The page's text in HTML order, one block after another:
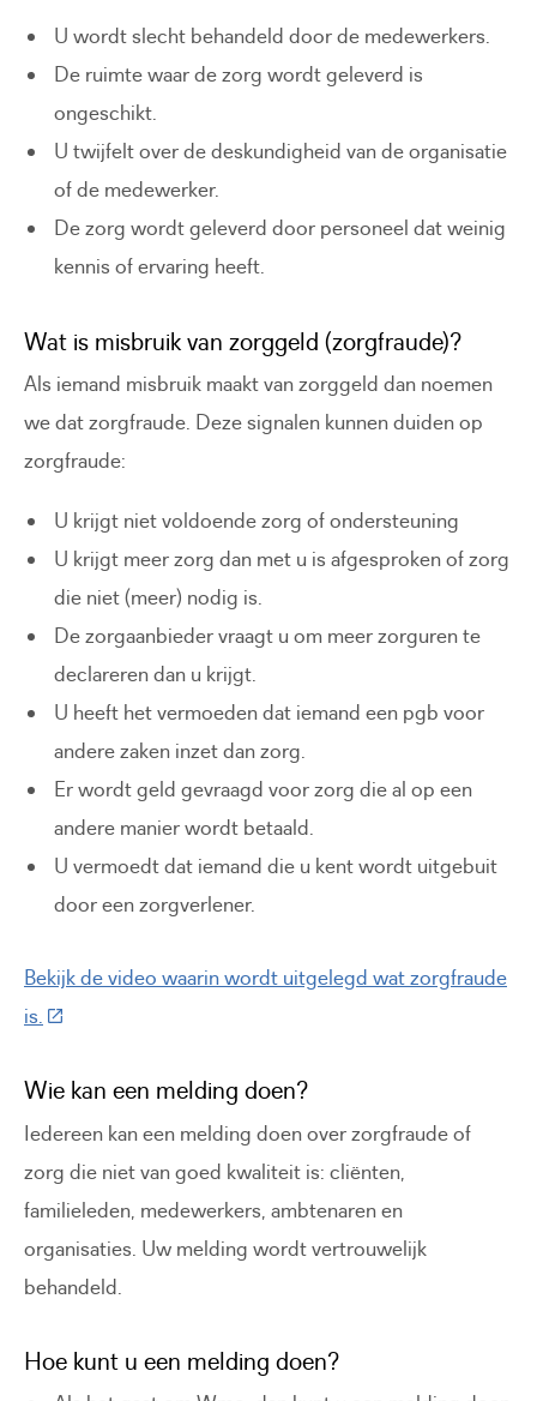
U wordt slecht behandeld door de medewerkers.
De ruimte waar de zorg wordt geleverd is
ongeschikt.
U twijfelt over de deskundigheid van de organisatie
of de medewerker.
De zorg wordt geleverd door personeel dat weinig
kennis of ervaring heeft.
Wat is misbruik van zorggeld (zorgfraude)?
Als iemand misbruik maakt van zorggeld dan noemen
we dat zorgfraude. Deze signalen kunnen duiden op
zorgfraude:
U krijgt niet voldoende zorg of ondersteuning
U krijgt meer zorg dan met u is afgesproken of zorg
die niet (meer) nodig is.
De zorgaanbieder vraagt u om meer zorguren te
declareren dan u krijgt.
U heeft het vermoeden dat iemand een pgb voor
andere zaken inzet dan zorg.
Er wordt geld gevraagd voor zorg die al op een
andere manier wordt betaald.
U vermoedt dat iemand die u kent wordt uitgebuit
door een zorgverlener.
Bekijk de video waarin wordt uitgelegd wat zorgfraude
is. (Deze link gaat naar een externe website)
Wie kan een melding doen?
Iedereen kan een melding doen over zorgfraude of
zorg die niet van goed kwaliteit is: cliënten,
familieleden, medewerkers, ambtenaren en
organisaties. Uw melding wordt vertrouwelijk
behandeld.
Hoe kunt u een melding doen?